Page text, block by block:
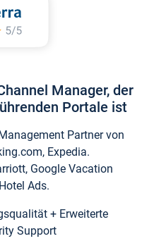
Manager, der
Portale ist
Partner von
Expedia.
Google Vacation
Ads.
+ Erweiterte
Support